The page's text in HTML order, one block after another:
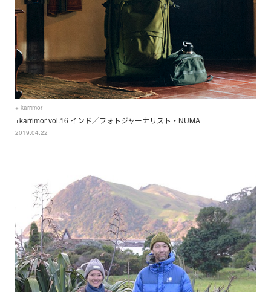
+ karrimor
+karrimor vol.16 インド／フォトジャーナリスト・NUMA
2019.04.22